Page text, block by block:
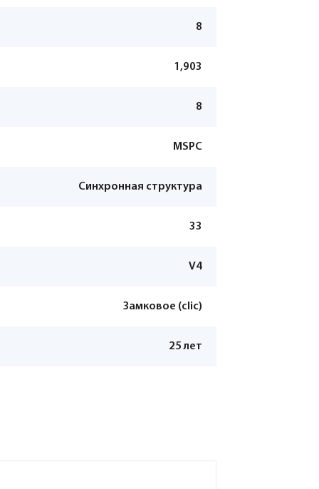
8
1,903
8
MSPC
Синхронная структура
33
V4
Замковое (clic)
25 лет